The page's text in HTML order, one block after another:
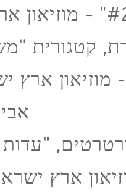
קטגורית
טבע#1" - מוזיאון
אביב
ארץ ישראל -